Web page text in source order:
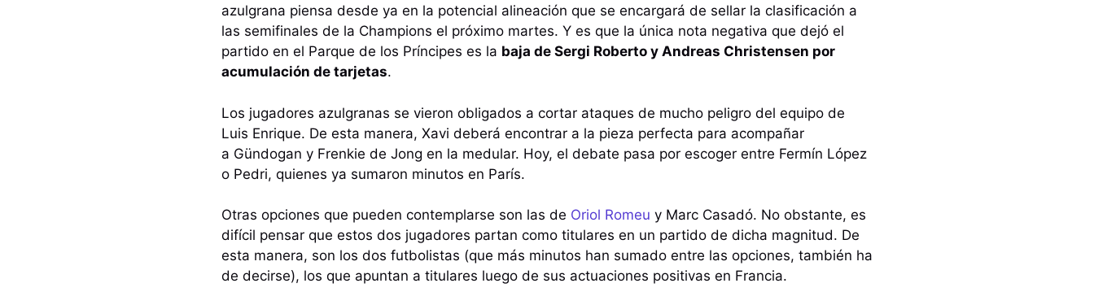
azulgrana piensa desde ya en la potencial alineación que se encargará de sellar la clasificación a
las semifinales de la Champions el próximo martes. Y es que la única nota negativa que dejó el
partido en el Parque de los Príncipes es la baja de Sergi Roberto y Andreas Christensen por
acumulación de tarjetas.
Los jugadores azulgranas se vieron obligados a cortar ataques de mucho peligro del equipo de
Luis Enrique. De esta manera, Xavi deberá encontrar a la pieza perfecta para acompañar
a Gündogan y Frenkie de Jong en la medular. Hoy, el debate pasa por escoger entre Fermín López
o Pedri, quienes ya sumaron minutos en París.
Otras opciones que pueden contemplarse son las de Oriol Romeu y Marc Casadó. No obstante, es
difícil pensar que estos dos jugadores partan como titulares en un partido de dicha magnitud. De
esta manera, son los dos futbolistas (que más minutos han sumado entre las opciones, también ha
de decirse), los que apuntan a titulares luego de sus actuaciones positivas en Francia.